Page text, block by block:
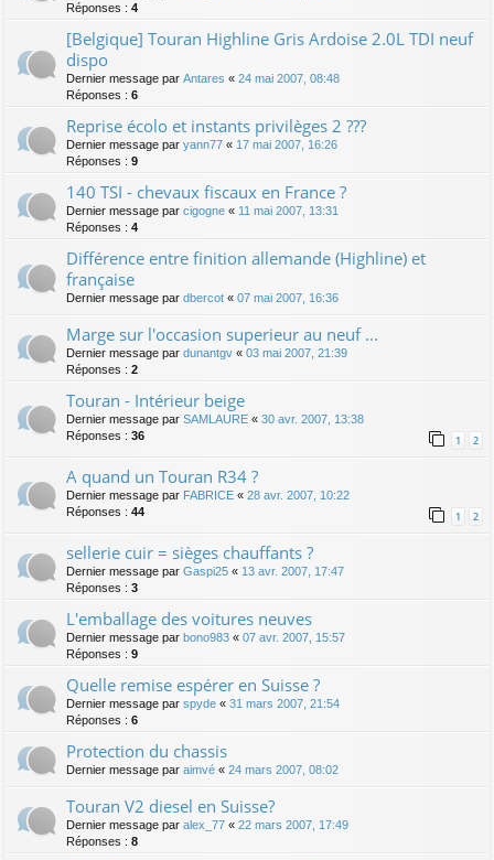
Réponses : 4
[Belgique] Touran Highline Gris Ardoise 2.0L TDI neuf
dispo
Dernier message par Antares « 24 mai 2007, 08:48
Réponses : 6
Reprise écolo et instants privilèges 2 ???
Dernier message par yann77 « 17 mai 2007, 16:26
Réponses : 9
140 TSI - chevaux fiscaux en France ?
Dernier message par cigogne « 11 mai 2007, 13:31
Réponses : 4
Différence entre finition allemande (Highline) et
française
Dernier message par dbercot « 07 mai 2007, 16:36
Marge sur l'occasion superieur au neuf ...
Dernier message par dunantgv « 03 mai 2007, 21:39
Réponses : 2
Touran - Intérieur beige
Dernier message par SAMLAURE « 30 avr. 2007, 13:38
Réponses : 36 1 2
A quand un Touran R34 ?
Dernier message par FABRICE « 28 avr. 2007, 10:22
Réponses : 44 1 2
sellerie cuir = sièges chauffants ?
Dernier message par Gaspi25 « 13 avr. 2007, 17:47
Réponses : 3
L'emballage des voitures neuves
Dernier message par bono983 « 07 avr. 2007, 15:57
Réponses : 9
Quelle remise espérer en Suisse ?
Dernier message par spyde « 31 mars 2007, 21:54
Réponses : 6
Protection du chassis
Dernier message par aimvé « 24 mars 2007, 08:02
Touran V2 diesel en Suisse?
Dernier message par alex_77 « 22 mars 2007, 17:49
Réponses : 8